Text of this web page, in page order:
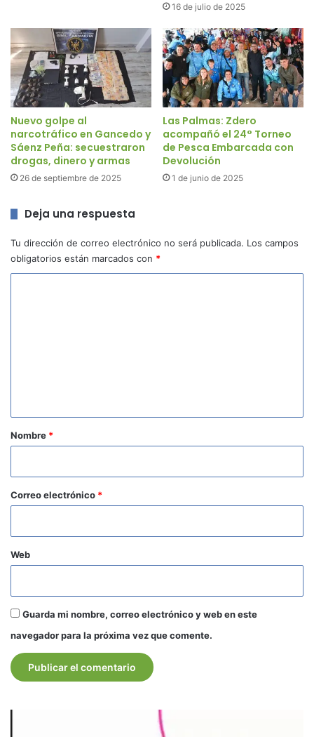
16 de julio de 2025
Nuevo golpe al
narcotráfico en Gancedo y
Sáenz Peña: secuestraron
drogas, dinero y armas
26 de septiembre de 2025
Las Palmas: Zdero
acompañó el 24° Torneo
de Pesca Embarcada con
Devolución
1 de junio de 2025
Deja una respuesta
Tu dirección de correo electrónico no será publicada. Los campos
obligatorios están marcados con *
r
o
*
Nombre *
Correo electrónico *
Web
Guarda mi nombre, correo electrónico y web en este
navegador para la próxima vez que comente.